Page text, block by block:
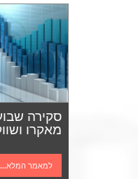
מאקרו
למאמר המלא...